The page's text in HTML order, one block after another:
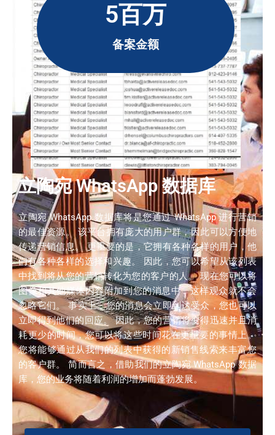
5百万
备案金额
立陶宛 WhatsApp 数据库
立陶宛 WhatsApp 数据库将是您通过 WhatsApp 进行营销
的最佳资源。 该平台拥有庞大的用户群，因此可以方便地
传递营销信息。 更重要的是，它拥有各种各样的用户，他
们有各种各样的选择和兴趣。 因此，您可以希望从该列表
中找到将从您的营销转化为您的客户的人。 现在您可以将
图像和其他媒体内容附加到您的消息中，这样观众就不会
忽略它们。 事实上，您的消息会立即到达受众，您也可以
立即得到他们的回应。 因此，您的营销将变得迅速并且消
耗更少的时间，您可以将这些时间花在更重要的事情上。
您将能够通过从我们的列表中获得的新销售线索来丰富您
的客户群。 简而言之，借助我们的立陶宛 WhatsApp 数据
库，您的业务将随着利润的增加而蓬勃发展。